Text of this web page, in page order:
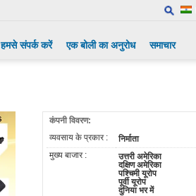
हमसे संपर्क करें एक बोली का अनुरोध समाचार
कंपनी विवरण:
व्यवसाय के प्रकार :
निर्माता
मुख्य बाजार :
उत्तरी अमेरिका
दक्षिण अमेरिका
पश्चिमी यूरोप
पूर्वी यूरोप
दुनिया भर में